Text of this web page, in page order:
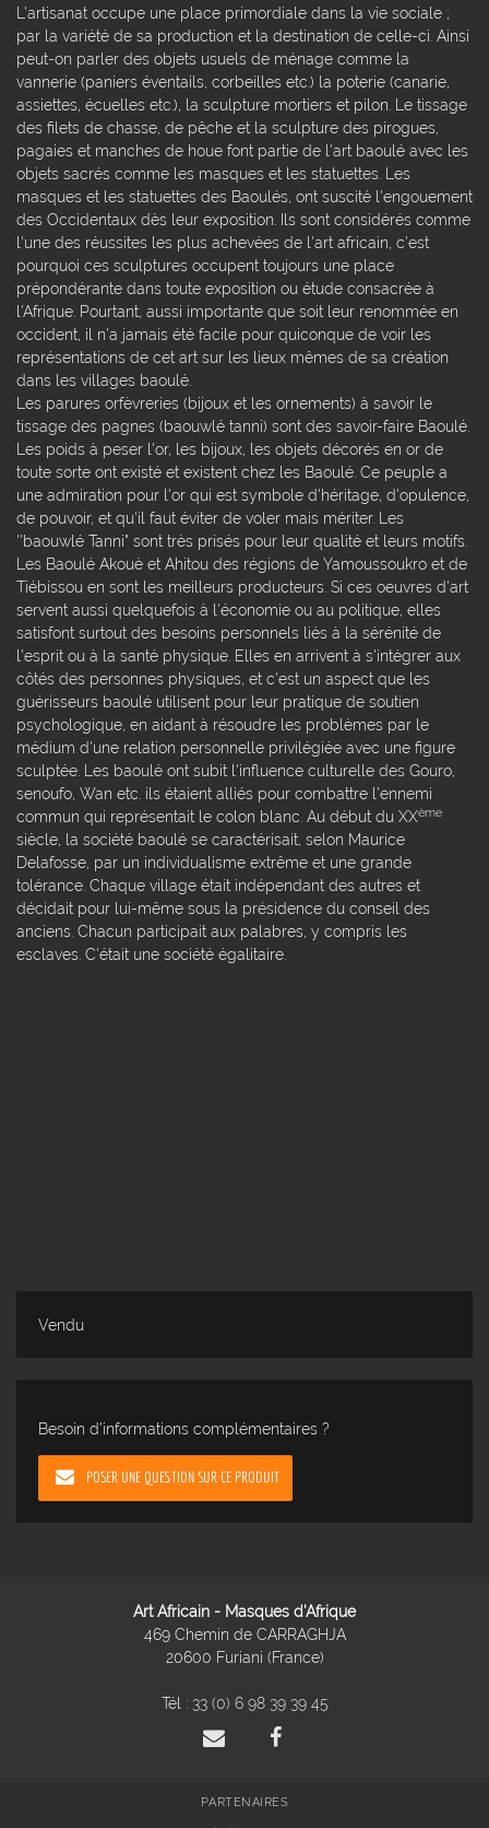
L'artisanat occupe une place primordiale dans la vie sociale ;
par la variété de sa production et la destination de celle-ci. Ainsi
peut-on parler des objets usuels de ménage comme la
vannerie (paniers éventails, corbeilles etc.) la poterie (canarie,
assiettes, écuelles etc.), la sculpture mortiers et pilon. Le tissage
des filets de chasse, de pêche et la sculpture des pirogues,
pagaies et manches de houe font partie de l'art baoulé avec les
objets sacrés comme les masques et les statuettes. Les
masques et les statuettes des Baoulés, ont suscité l'engouement
des Occidentaux dès leur exposition. Ils sont considérés comme
l'une des réussites les plus achevées de l'art africain, c'est
pourquoi ces sculptures occupent toujours une place
prépondérante dans toute exposition ou étude consacrée à
l'Afrique. Pourtant, aussi importante que soit leur renommée en
occident, il n'a jamais été facile pour quiconque de voir les
représentations de cet art sur les lieux mêmes de sa création
dans les villages baoulé.
Les parures orfèvreries (bijoux et les ornements) à savoir le
tissage des pagnes (baouwlé tanni) sont des savoir-faire Baoulé.
Les poids à peser l'or, les bijoux, les objets décorés en or de
toute sorte ont existé et existent chez les Baoulé. Ce peuple a
une admiration pour l'or qui est symbole d'héritage, d'opulence,
de pouvoir, et qu'il faut éviter de voler mais mériter. Les
''baouwlé Tanni" sont très prisés pour leur qualité et leurs motifs.
Les Baoulé Akouè et Ahitou des régions de Yamoussoukro et de
Tiébissou en sont les meilleurs producteurs. Si ces oeuvres d'art
servent aussi quelquefois à l'économie ou au politique, elles
satisfont surtout des besoins personnels liés à la sérénité de
l'esprit ou à la santé physique. Elles en arrivent à s'intégrer aux
côtés des personnes physiques, et c'est un aspect que les
guérisseurs baoulé utilisent pour leur pratique de soutien
psychologique, en aidant à résoudre les problèmes par le
médium d'une relation personnelle privilégiée avec une figure
sculptée. Les baoulé ont subit l'influence culturelle des Gouro,
senoufo, Wan etc. ils étaient alliés pour combattre l'ennemi
commun qui représentait le colon blanc. Au début du XXème
siècle, la société baoulé se caractérisait, selon Maurice
Delafosse, par un individualisme extrême et une grande
tolérance. Chaque village était indépendant des autres et
décidait pour lui-même sous la présidence du conseil des
anciens. Chacun participait aux palabres, y compris les
esclaves. C'était une société égalitaire.
Vendu
Besoin d'informations complémentaires ?
POSER UNE QUESTION SUR CE PRODUIT
Art Africain - Masques d'Afrique
469 Chemin de CARRAGHJA
20600 Furiani (France)
Tél : 33 (0) 6 98 39 39 45
PARTENAIRES